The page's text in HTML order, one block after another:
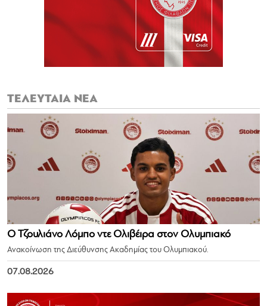
ΤΕΛΕΥΤΑΙΑ ΝΕΑ
Ο Τζουλιάνο Λόμπο ντε Ολιβέιρα στον Ολυμπιακό
Ανακοίνωση της Διεύθυνσης Ακαδημίας του Ολυμπιακού.
07.08.2026